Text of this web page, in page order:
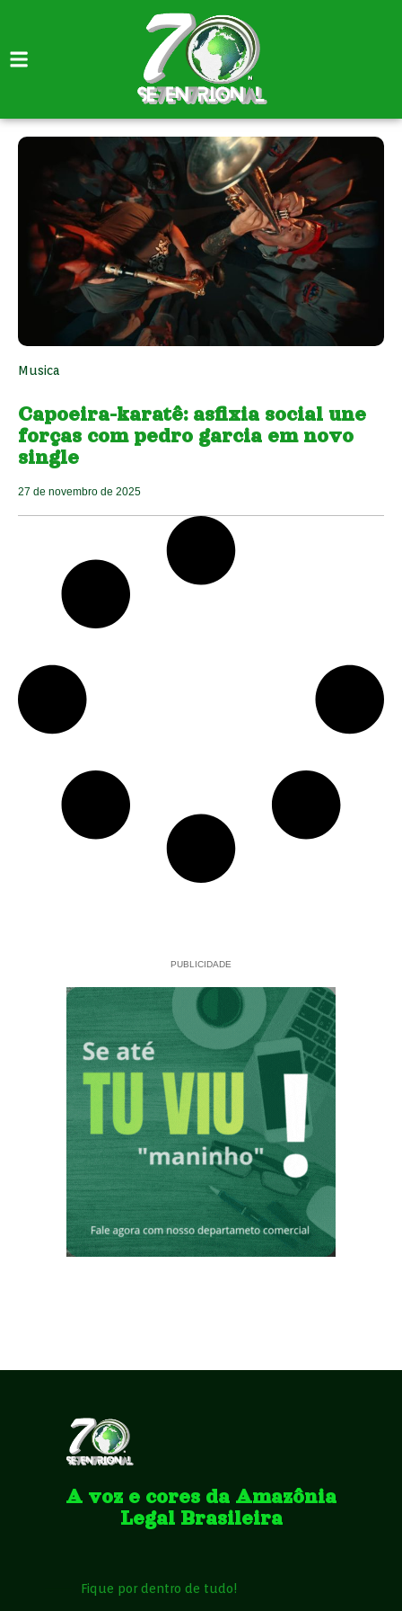
Musica
Capoeira-karatê: asfixia social une
forças com pedro garcia em novo
single
27 de novembro de 2025
PUBLICIDADE
A voz e cores da Amazônia
Legal Brasileira
Fique por dentro de tudo!